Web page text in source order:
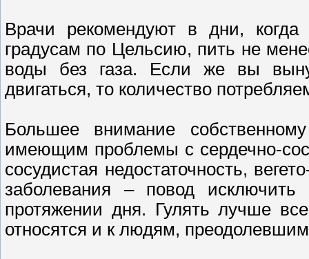
Врачи рекомендуют в дни, когда
градусам по Цельсию, пить не
воды без газа. Если же вы
двигаться, то количество
Большее внимание
имеющим проблемы с сердечно-
сосудистая недостаточность,
заболевания – повод
протяжении дня. Гулять лучше
относятся и к людям, преодолевшим